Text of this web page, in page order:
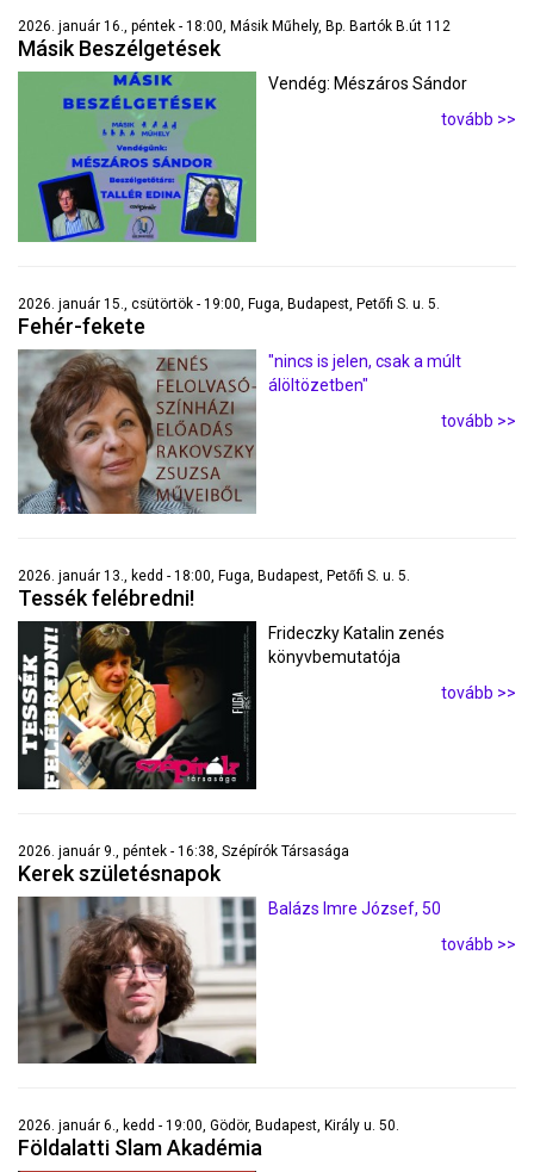
2026. január 16., péntek - 18:00, Másik Műhely, Bp. Bartók B.út 112
Másik Beszélgetések
Vendég: Mészáros Sándor
tovább >>
2026. január 15., csütörtök - 19:00, Fuga, Budapest, Petőfi S. u. 5.
Fehér-fekete
"nincs is jelen, csak a múlt
álöltözetben"
tovább >>
2026. január 13., kedd - 18:00, Fuga, Budapest, Petőfi S. u. 5.
Tessék felébredni!
Frideczky Katalin zenés
könyvbemutatója
tovább >>
2026. január 9., péntek - 16:38, Szépírók Társasága
Kerek születésnapok
Balázs Imre József, 50
tovább >>
2026. január 6., kedd - 19:00, Gödör, Budapest, Király u. 50.
Földalatti Slam Akadémia